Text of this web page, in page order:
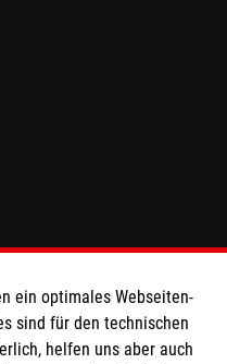
e.V.
2000 12
ein optimales Webseiten-
sind für den technischen
helfen uns aber auch